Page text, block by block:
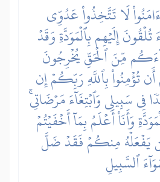
لَا تَتَّخِذُواْ عَدُوِّي
إِلَيۡهِم بِٱلۡمَوَدَّةِ وَقَدۡ
مِّنَ ٱلۡحَقِّ يُخۡرِجُونَ
تُؤۡمِنُواْ بِٱللَّهِ رَبِّكُمۡ إِن
سَبِيلِي وَٱبۡتِغَآءَ مَرۡضَاتِيۚ
وَأَنَا۠ أَعۡلَمُ بِمَآ أَخۡفَيۡتُمۡ
يَفۡعَلۡهُ مِنكُمۡ فَقَدۡ ضَلَّ
ٱلسَّبِيلِ